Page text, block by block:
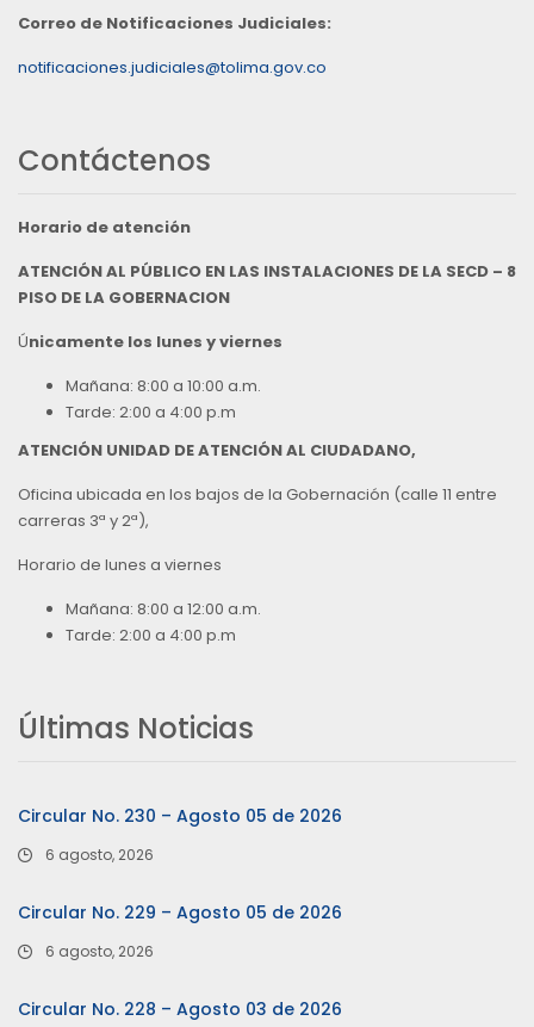
Correo de Notificaciones Judiciales:
notificaciones.judiciales@tolima.gov.co
Contáctenos
Horario de atención
ATENCIÓN AL PÚBLICO EN LAS INSTALACIONES DE LA SECD – 8
PISO DE LA GOBERNACION
Únicamente los lunes y viernes
Mañana: 8:00 a 10:00 a.m.
Tarde: 2:00 a 4:00 p.m
ATENCIÓN UNIDAD DE ATENCIÓN AL CIUDADANO,
Oficina ubicada en los bajos de la Gobernación (calle 11 entre
carreras 3ª y 2ª),
Horario de lunes a viernes
Mañana: 8:00 a 12:00 a.m.
Tarde: 2:00 a 4:00 p.m
Últimas Noticias
Circular No. 230 – Agosto 05 de 2026
6 agosto, 2026
Circular No. 229 – Agosto 05 de 2026
6 agosto, 2026
Circular No. 228 – Agosto 03 de 2026